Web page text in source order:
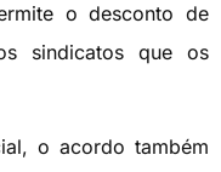
o desconto de
sindicatos que os
o acordo também